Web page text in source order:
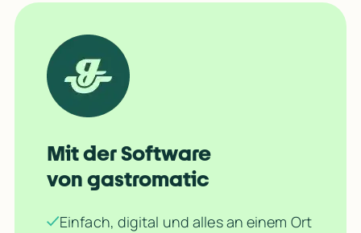
Mit der Software
von gastromatic
Einfach, digital und alles an einem Ort